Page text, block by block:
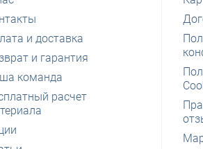
и доставка
и гарантия
команда
расчет